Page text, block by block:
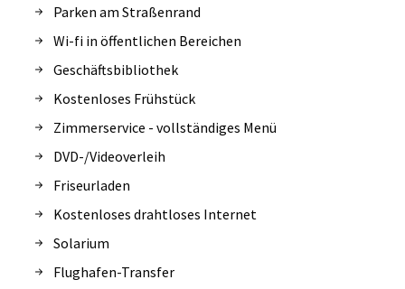
Parken am Straßenrand
Wi-fi in öffentlichen Bereichen
Geschäftsbibliothek
Kostenloses Frühstück
Zimmerservice - vollständiges Menü
DVD-/Videoverleih
Friseurladen
Kostenloses drahtloses Internet
Solarium
Flughafen-Transfer